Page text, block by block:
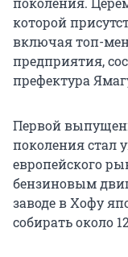
которой
включая топ-
предприятия,
префектура
Первой
поколения стал
европейского
бензиновым
заводе в Хофу
собирать около